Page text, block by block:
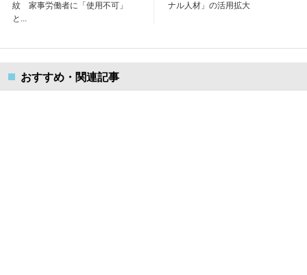
紋 家事労働者に「使用不可」
と...
ナル人材」の活用拡大
おすすめ・関連記事